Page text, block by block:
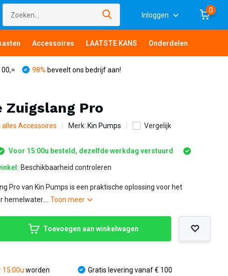
Inloggen
0
Accessoires LAATSTE KANS Onderdelen
98% beveelt ons bedrijf aan!
Zuigslang Pro
alles Accessoires Merk: Kin Pumps Vergelijk
Voor 15:00u besteld, dezelfde werkdag verstuurd
Beschikbaarheid controleren
Pro van Kin Pumps is een praktische oplossing voor het
hemelwater....Toon meer
Toevoegen aan winkelwagen
15:00u worden
Gratis levering vanaf € 100